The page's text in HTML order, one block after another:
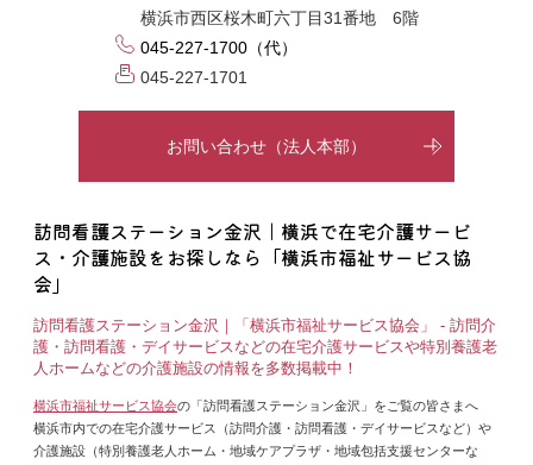
横浜市西区桜木町六丁目31番地 6階
045-227-1700（代）
045-227-1701
お問い合わせ（法人本部）
訪問看護ステーション金沢｜横浜で在宅介護サービ
ス・介護施設をお探しなら「横浜市福祉サービス協
会」
訪問看護ステーション金沢｜「横浜市福祉サービス協会」 - 訪問介
護・訪問看護・デイサービスなどの在宅介護サービスや特別養護老
人ホームなどの介護施設の情報を多数掲載中！
横浜市福祉サービス協会の「訪問看護ステーション金沢」をご覧の皆さまへ
横浜市内での在宅介護サービス（訪問介護・訪問看護・デイサービスなど）や
介護施設（特別養護老人ホーム・地域ケアプラザ・地域包括支援センターな